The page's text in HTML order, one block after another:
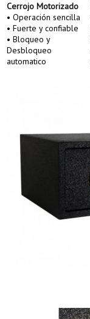
Cerrojo Motorizado
• Operación sencilla
• Fuerte y confiable
• Bloqueo y
Desbloqueo
automatico